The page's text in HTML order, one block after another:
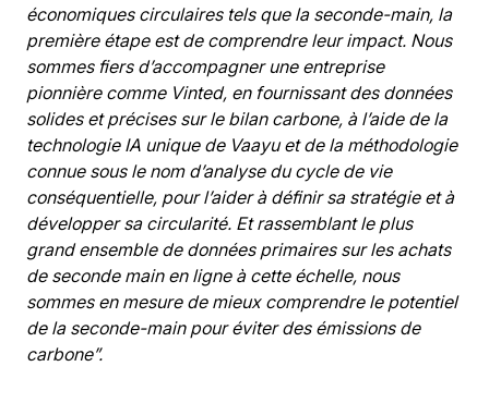
économiques circulaires tels que la seconde-main, la
première étape est de comprendre leur impact. Nous
sommes fiers d’accompagner une entreprise
pionnière comme Vinted, en fournissant des données
solides et précises sur le bilan carbone, à l’aide de la
technologie IA unique de Vaayu et de la méthodologie
connue sous le nom d’analyse du cycle de vie
conséquentielle, pour l’aider à définir sa stratégie et à
développer sa circularité. Et rassemblant le plus
grand ensemble de données primaires sur les achats
de seconde main en ligne à cette échelle, nous
sommes en mesure de mieux comprendre le potentiel
de la seconde-main pour éviter des émissions de
carbone”.